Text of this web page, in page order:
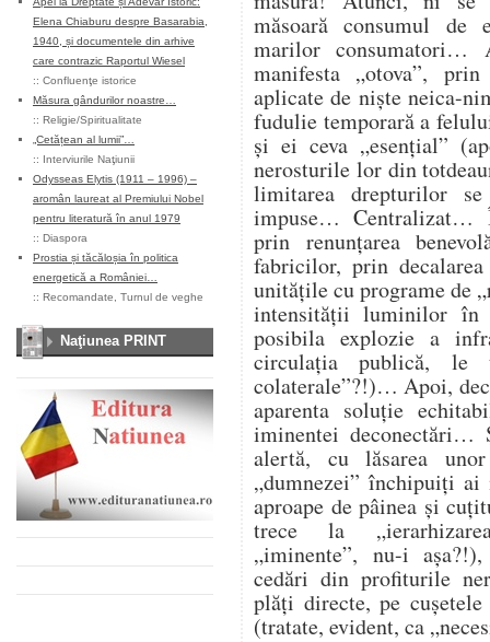
Elena Chiaburu despre Basarabia,
1940, și documentele din arhive
care contrazic Raportul Wiesel
:: Confluenţe istorice
Măsura gândurilor noastre…
:: Religie/Spiritualitate
„Cetățean al lumii”…
:: Interviurile Naţiunii
Odysseas Elytis (1911 – 1996) –
aromân laureat al Premiului Nobel
pentru literatură în anul 1979
:: Diaspora
Prostia și tăcăloșia în politica
energetică a României…
:: Recomandate Turnul de veghe
Naţiunea PRINT
măsoară consumul de
marilor consumatori…
manifesta „otova”,
aplicate de niște neica-
fudulie temporară a
și ei ceva „esențial”
nerosturile lor din
limitarea drepturilor
impuse… Centralizat…
prin renunțarea
fabricilor, prin
unitățile cu programe de
intensității luminilor în
posibila explozie a
circulația publică, le
colaterale”?!)… Apoi,
aparenta soluție
iminentei deconectări…
alertă, cu lăsarea
„dumnezei” închipuiți
aproape de pâinea și
trece la
„iminente”, nu-i
cedări din profiturile
plăți directe, pe
(tratate, evident, ca